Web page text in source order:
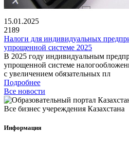
15.01.2025
2189
Налоги для индивидуальных
упрощенной системе 2025
В 2025 году индивидуальным
упрощенной системе
с увеличением обязательных пл
Подробнее
Все новости
Все бизнес учереждения Казахстана
Информация